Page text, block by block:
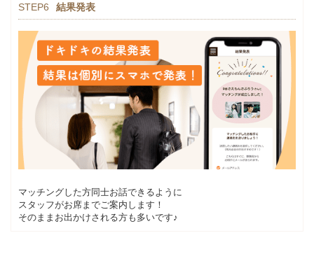
STEP6 結果発表
マッチングした方同士お話できるように
スタッフがお席までご案内します！
そのままお出かけされる方も多いです♪